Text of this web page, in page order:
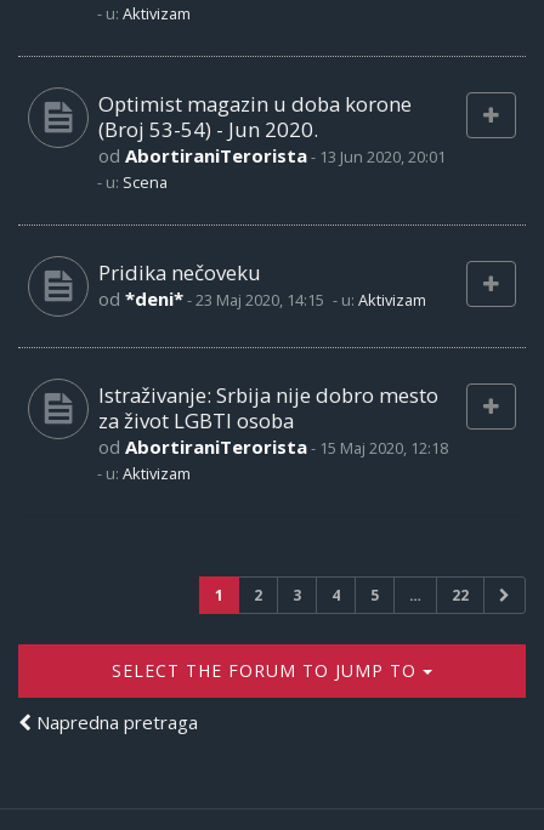
- u: Aktivizam
Optimist magazin u doba korone
(Broj 53-54) - Jun 2020.
od AbortiraniTerorista- 13 Jun 2020, 20:01
- u: Scena
Pridika nečoveku
od *deni*-23 Maj 2020, 14:15 - u: Aktivizam
Istraživanje: Srbija nije dobro mesto
za život LGBTI osoba
od AbortiraniTerorista- 15 Maj 2020, 12:18
- u: Aktivizam
1 2 3 4 5 … 22
SELECT THE FORUM TO JUMP TO
Napredna pretraga